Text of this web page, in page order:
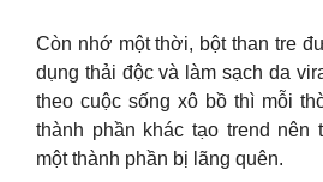
Còn nhớ một thời, bột than tre
dụng thải độc và làm sạch da
theo cuộc sống xô bồ thì mỗi
thành phần khác tạo trend nên
một thành phần bị lãng quên.